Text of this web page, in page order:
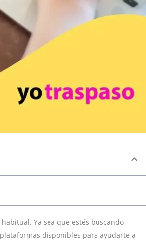
Ya sea que estés buscando
disponibles para ayudarte a